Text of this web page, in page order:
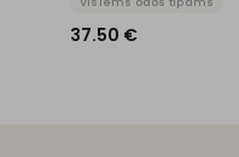
37.50 €